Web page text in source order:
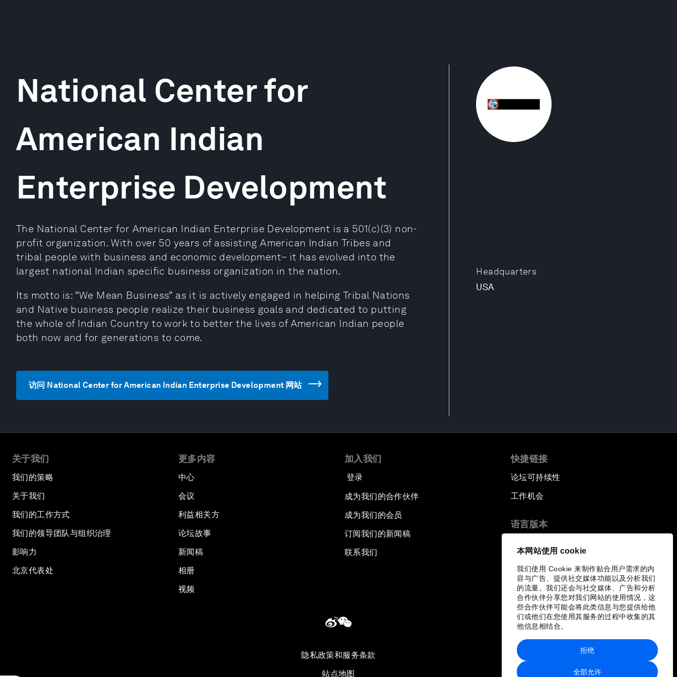
本网站使用 cookie
我们使用 Cookie 来制作贴合用户需求的内
容与广告、提供社交媒体功能以及分析我们
的流量。我们还会与社交媒体、广告和分析
合作伙伴分享您对我们网站的使用情况，这
些合作伙伴可能会将此类信息与您提供给他
们或他们在您使用其服务的过程中收集的其
他信息相结合。
全部允许
拒绝
Headquarters
USA
National Center for
American Indian
Enterprise Development
The National Center for American Indian Enterprise Development is a 501(c)(3) non-
profit organization. With over 50 years of assisting American Indian Tribes and
tribal people with business and economic development– it has evolved into the
largest national Indian specific business organization in the nation.
Its motto is: “We Mean Business” as it is actively engaged in helping Tribal Nations
and Native business people realize their business goals and dedicated to putting
the whole of Indian Country to work to better the lives of American Indian people
both now and for generations to come.
访问 National Center for American Indian Enterprise Development 网站
关于我们
我们的策略
关于我们
我们的工作方式
我们的领导团队与组织治理
影响力
北京代表处
更多内容
中心
会议
利益相关方
论坛故事
新闻稿
相册
视频
加入我们
登录
成为我们的合作伙伴
成为我们的会员
订阅我们的新闻稿
联系我们
快捷链接
论坛可持续性
工作机会
语言版本
隐私政策和服务条款
站点地图